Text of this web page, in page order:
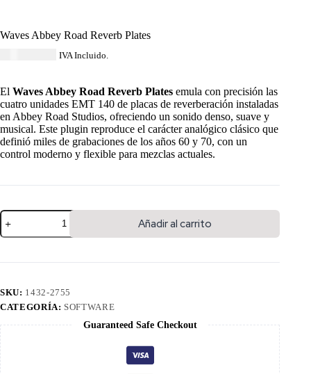
Waves Abbey Road Reverb Plates
IVA Incluido.
El Waves Abbey Road Reverb Plates emula con precisión las
cuatro unidades EMT 140 de placas de reverberación instaladas
en Abbey Road Studios, ofreciendo un sonido denso, suave y
musical. Este plugin reproduce el carácter analógico clásico que
definió miles de grabaciones de los años 60 y 70, con un
control moderno y flexible para mezclas actuales.
Añadir al carrito
SKU: 1432-2755
CATEGORÍA: SOFTWARE
Guaranteed Safe Checkout